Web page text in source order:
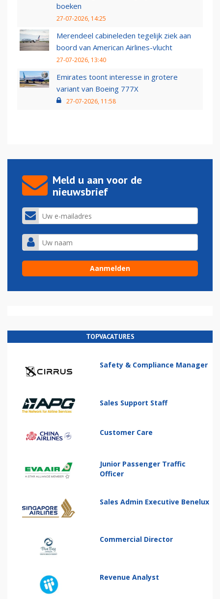
boeken
27-07-2026, 14:25
Merendeel cabineleden tegelijk ziek aan
boord van American Airlines-vlucht
27-07-2026, 13:40
Emirates toont interesse in grotere
variant van Boeing 777X
27-07-2026, 11:58
Meld u aan voor de
nieuwsbrief
TOPVACATURES
Safety & Compliance Manager
Sales Support Staff
Customer Care
Junior Passenger Traffic
Officer
Sales Admin Executive Benelux
Commercial Director
Revenue Analyst